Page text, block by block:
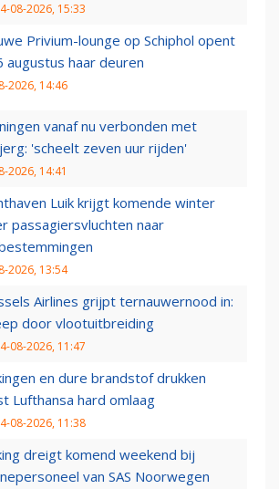
08-2026, 15:33
Privium-lounge op Schiphol opent
augustus haar deuren
2026, 14:46
vanaf nu verbonden met
'scheelt zeven uur rijden'
2026, 14:41
Luik krijgt komende winter
passagiersvluchten naar
2026, 13:54
Airlines grijpt ternauwernood in:
door vlootuitbreiding
08-2026, 11:47
en dure brandstof drukken
Lufthansa hard omlaag
08-2026, 11:38
dreigt komend weekend bij
van SAS Noorwegen